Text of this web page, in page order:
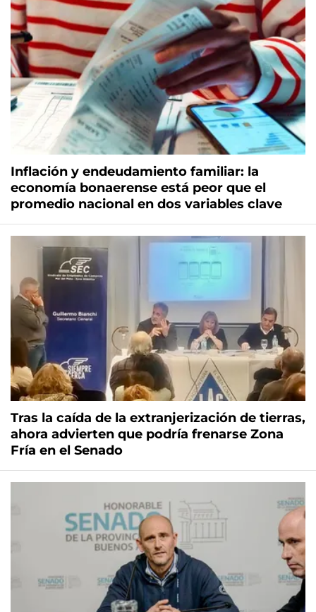
Inflación y endeudamiento familiar: la
economía bonaerense está peor que el
promedio nacional en dos variables clave
Tras la caída de la extranjerización de tierras,
ahora advierten que podría frenarse Zona
Fría en el Senado